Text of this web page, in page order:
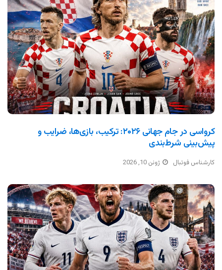
کرواسی در جام جهانی ۲۰۲۶: ترکیب، بازی‌ها، ضرایب و
پیش‌بینی شرط‌بندی
کارشناس فوتبال ژوئن 10, 2026